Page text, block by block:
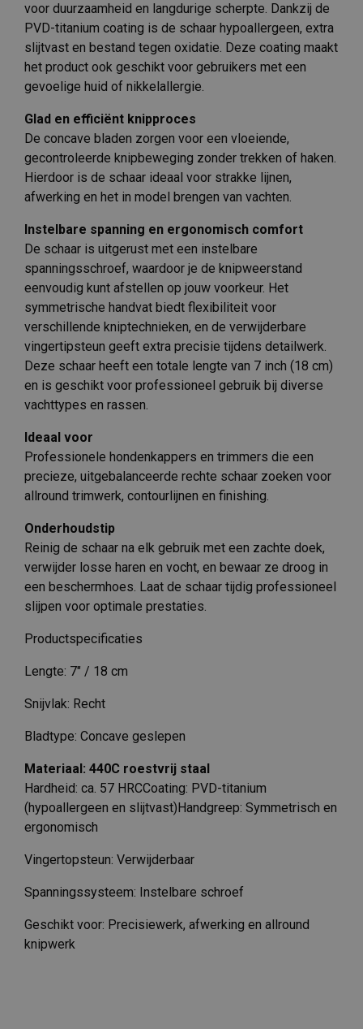
voor duurzaamheid en langdurige scherpte. Dankzij de
PVD-titanium coating is de schaar hypoallergeen, extra
slijtvast en bestand tegen oxidatie. Deze coating maakt
het product ook geschikt voor gebruikers met een
gevoelige huid of nikkelallergie.
Glad en efficiënt knipproces
De concave bladen zorgen voor een vloeiende,
gecontroleerde knipbeweging zonder trekken of haken.
Hierdoor is de schaar ideaal voor strakke lijnen,
afwerking en het in model brengen van vachten.
Instelbare spanning en ergonomisch comfort
De schaar is uitgerust met een instelbare
spanningsschroef, waardoor je de knipweerstand
eenvoudig kunt afstellen op jouw voorkeur. Het
symmetrische handvat biedt flexibiliteit voor
verschillende kniptechnieken, en de verwijderbare
vingertipsteun geeft extra precisie tijdens detailwerk.
Deze schaar heeft een totale lengte van 7 inch (18 cm)
en is geschikt voor professioneel gebruik bij diverse
vachttypes en rassen.
Ideaal voor
Professionele hondenkappers en trimmers die een
precieze, uitgebalanceerde rechte schaar zoeken voor
allround trimwerk, contourlijnen en finishing.
Onderhoudstip
Reinig de schaar na elk gebruik met een zachte doek,
verwijder losse haren en vocht, en bewaar ze droog in
een beschermhoes. Laat de schaar tijdig professioneel
slijpen voor optimale prestaties.
Productspecificaties
Lengte: 7″ / 18 cm
Snijvlak: Recht
Bladtype: Concave geslepen
Materiaal: 440C roestvrij staal
Hardheid: ca. 57 HRCCoating: PVD-titanium
(hypoallergeen en slijtvast)Handgreep: Symmetrisch en
ergonomisch
Vingertopsteun: Verwijderbaar
Spanningssysteem: Instelbare schroef
Geschikt voor: Precisiewerk, afwerking en allround
knipwerk